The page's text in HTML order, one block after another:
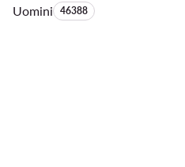
UominiQuantità di prodotti:
46388